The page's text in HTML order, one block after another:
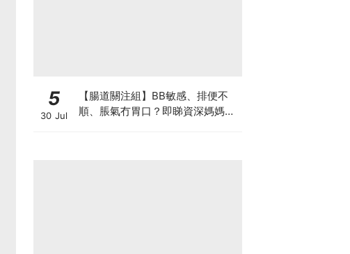
5
30 Jul
【腸道關注組】BB敏感、排便不
順、脹氣冇胃口？即睇資深媽媽分